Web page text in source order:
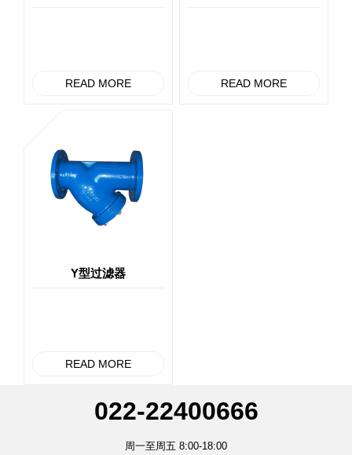
READ MORE READ MORE
Y型过滤器
READ MORE
022-22400666
周一至周五 8:00-18:00